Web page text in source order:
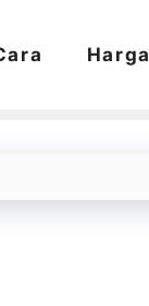
Harga